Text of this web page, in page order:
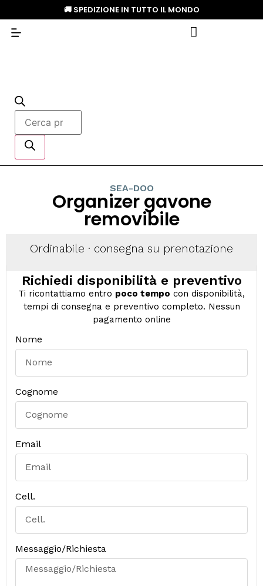
🚚 SPEDIZIONE IN TUTTO IL MONDO
SEA-DOO
Organizer gavone
removibile
Ordinabile · consegna su prenotazione
Richiedi disponibilità e preventivo
Ti ricontattiamo entro poco tempo con disponibilità,
tempi di consegna e preventivo completo. Nessun
pagamento online
Nome
Cognome
Email
Cell.
Messaggio/Richiesta